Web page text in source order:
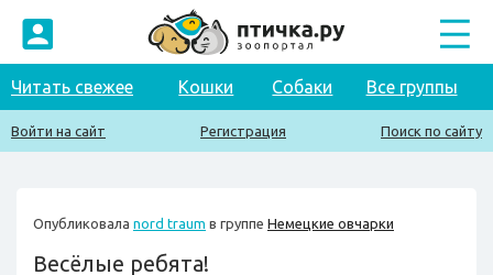
Читать свежее Кошки Собаки Все группы
Войти на сайт Регистрация Поиск по сайту
Опубликовала nord traum в группе Немецкие овчарки
Весёлые ребята!